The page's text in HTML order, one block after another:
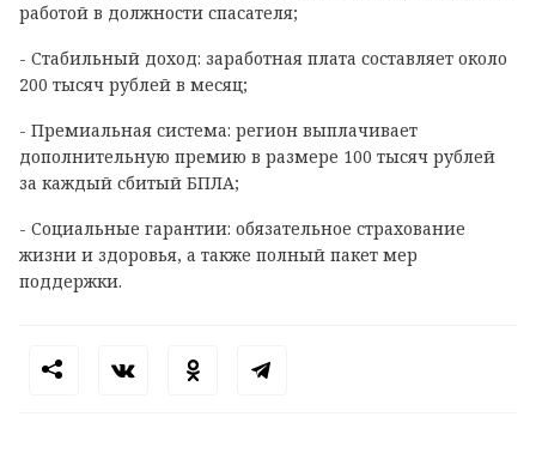
работой в должности спасателя;
- Стабильный доход: заработная плата составляет около
200 тысяч рублей в месяц;
- Премиальная система: регион выплачивает
дополнительную премию в размере 100 тысяч рублей
за каждый сбитый БПЛА;
- Социальные гарантии: обязательное страхование
жизни и здоровья, а также полный пакет мер
поддержки.